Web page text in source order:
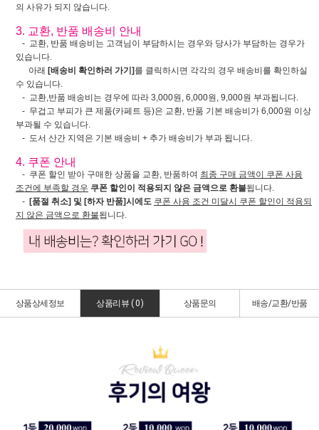
의 사유가 되지 않습니다.
3. 교환, 반품 배송비 안내
- 교환, 반품 배송비는 고객님이 부담하시는 경우와 당사가 부담하는 경우가
있습니다.
아래 [배송비 확인하러 가기] 를 클릭하시면 각각의 경우 배송비를 확인하실
수 있습니다.
- 교환,반품 배송비는 경우에 따라 3,000원, 6,000원, 9,000원 부과됩니다.
- 무겁고 부피가 큰 제품(카페트 등)은 교환, 반품 기본 배송비가 6,000원 이상
부과될 수 있습니다.
- 도서 산간 지역은 기본 배송비 + 추가 배송비가 부과 됩니다.
4. 쿠폰 안내
- 쿠폰 할인 받아 구매한 상품을 교환, 반품하여 최종 구매 금액이 쿠폰 사용
조건에 부족할 경우 쿠폰 할인이 적용되지 않은 금액으로 환불됩니다.
- [품절 취소] 및 [하자 반품]시에도 쿠폰 사용 조건 미달시 쿠폰 할인이 적용되
지 않은 금액으로 환불됩니다.
상품상세정보 상품리뷰 ( 0) 상품문의 배송/교환/반품